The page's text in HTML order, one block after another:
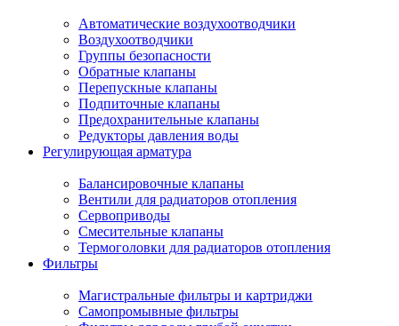
Автоматические воздухоотводчики
Воздухоотводчики
Группы безопасности
Обратные клапаны
Перепускные клапаны
Подпиточные клапаны
Предохранительные клапаны
Редукторы давления воды
Регулирующая арматура
Балансировочные клапаны
Вентили для радиаторов отопления
Сервоприводы
Смесительные клапаны
Термоголовки для радиаторов отопления
Фильтры
Магистральные фильтры и картриджи
Самопромывные фильтры